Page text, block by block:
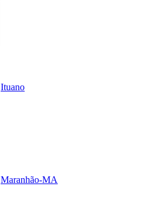
Ituano
Maranhão-MA